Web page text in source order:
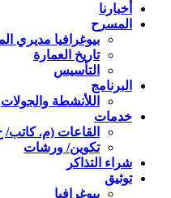
أخبارنا
المسرح
بيوغرافيا مديري
تاريخ العمارة
التأسيس
البرنامج
اللأنشطة والجولات
خدمات
القاعات (م.
تكوين/ ورشات
شراء التذاكر
توثيق
بيوغرافيا